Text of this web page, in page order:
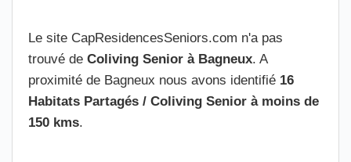
Le site CapResidencesSeniors.com n'a pas
trouvé de Coliving Senior à Bagneux. A
proximité de Bagneux nous avons identifié 16
Habitats Partagés / Coliving Senior à moins de
150 kms.